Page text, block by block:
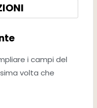
i campi del
volta che